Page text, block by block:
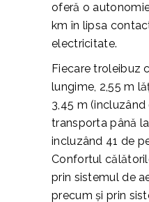
oferă o
km în lipsa
electricitate.
Fiecare troleibuz
lungime, 2,55 m
3,45 m
transporta până
incluzând 41 de
Confortul
prin sistemul de
precum și prin